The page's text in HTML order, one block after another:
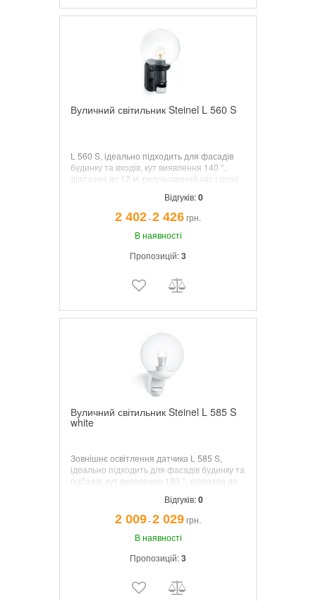
Вуличний світильник Steinel L 560 S
L 560 S, ідеально підходить для фасадів
будинку та входів, кут виявлення 140 °,
діапазон до 12 м, регульований час і поріг
вертикально на 65 ° і горизонтально на
130 ° для точної адаптації до зони
виявлення.
Відгуків:0
2 402¯2 426грн.
В наявності
Пропозицій:3
Вуличний світильник Steinel L 585 S
white
Зовнішнє освітлення датчика L 585 S,
ідеально підходить для фасадів будинку та
під'їздів, кут виявлення 180 °, діапазон до
датчик можна повертати вертикально на
70 ° для точної адаптації до зони
виявлення.
Відгуків:0
2 009¯2 029грн.
В наявності
Пропозицій:3